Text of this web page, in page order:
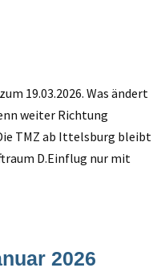
19.03.2026. Was ändert
weiter Richtung
TMZ ab Ittelsburg bleibt
D.Einflug nur mit
2026